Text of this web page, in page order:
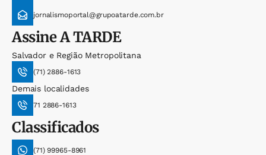
jornalismoportal@grupoatarde.com.br
AssineA TARDE
Salvador e Região Metropolitana
(71) 2886-1613
Demais localidades
71 2886-1613
Classificados
(71) 99965-8961